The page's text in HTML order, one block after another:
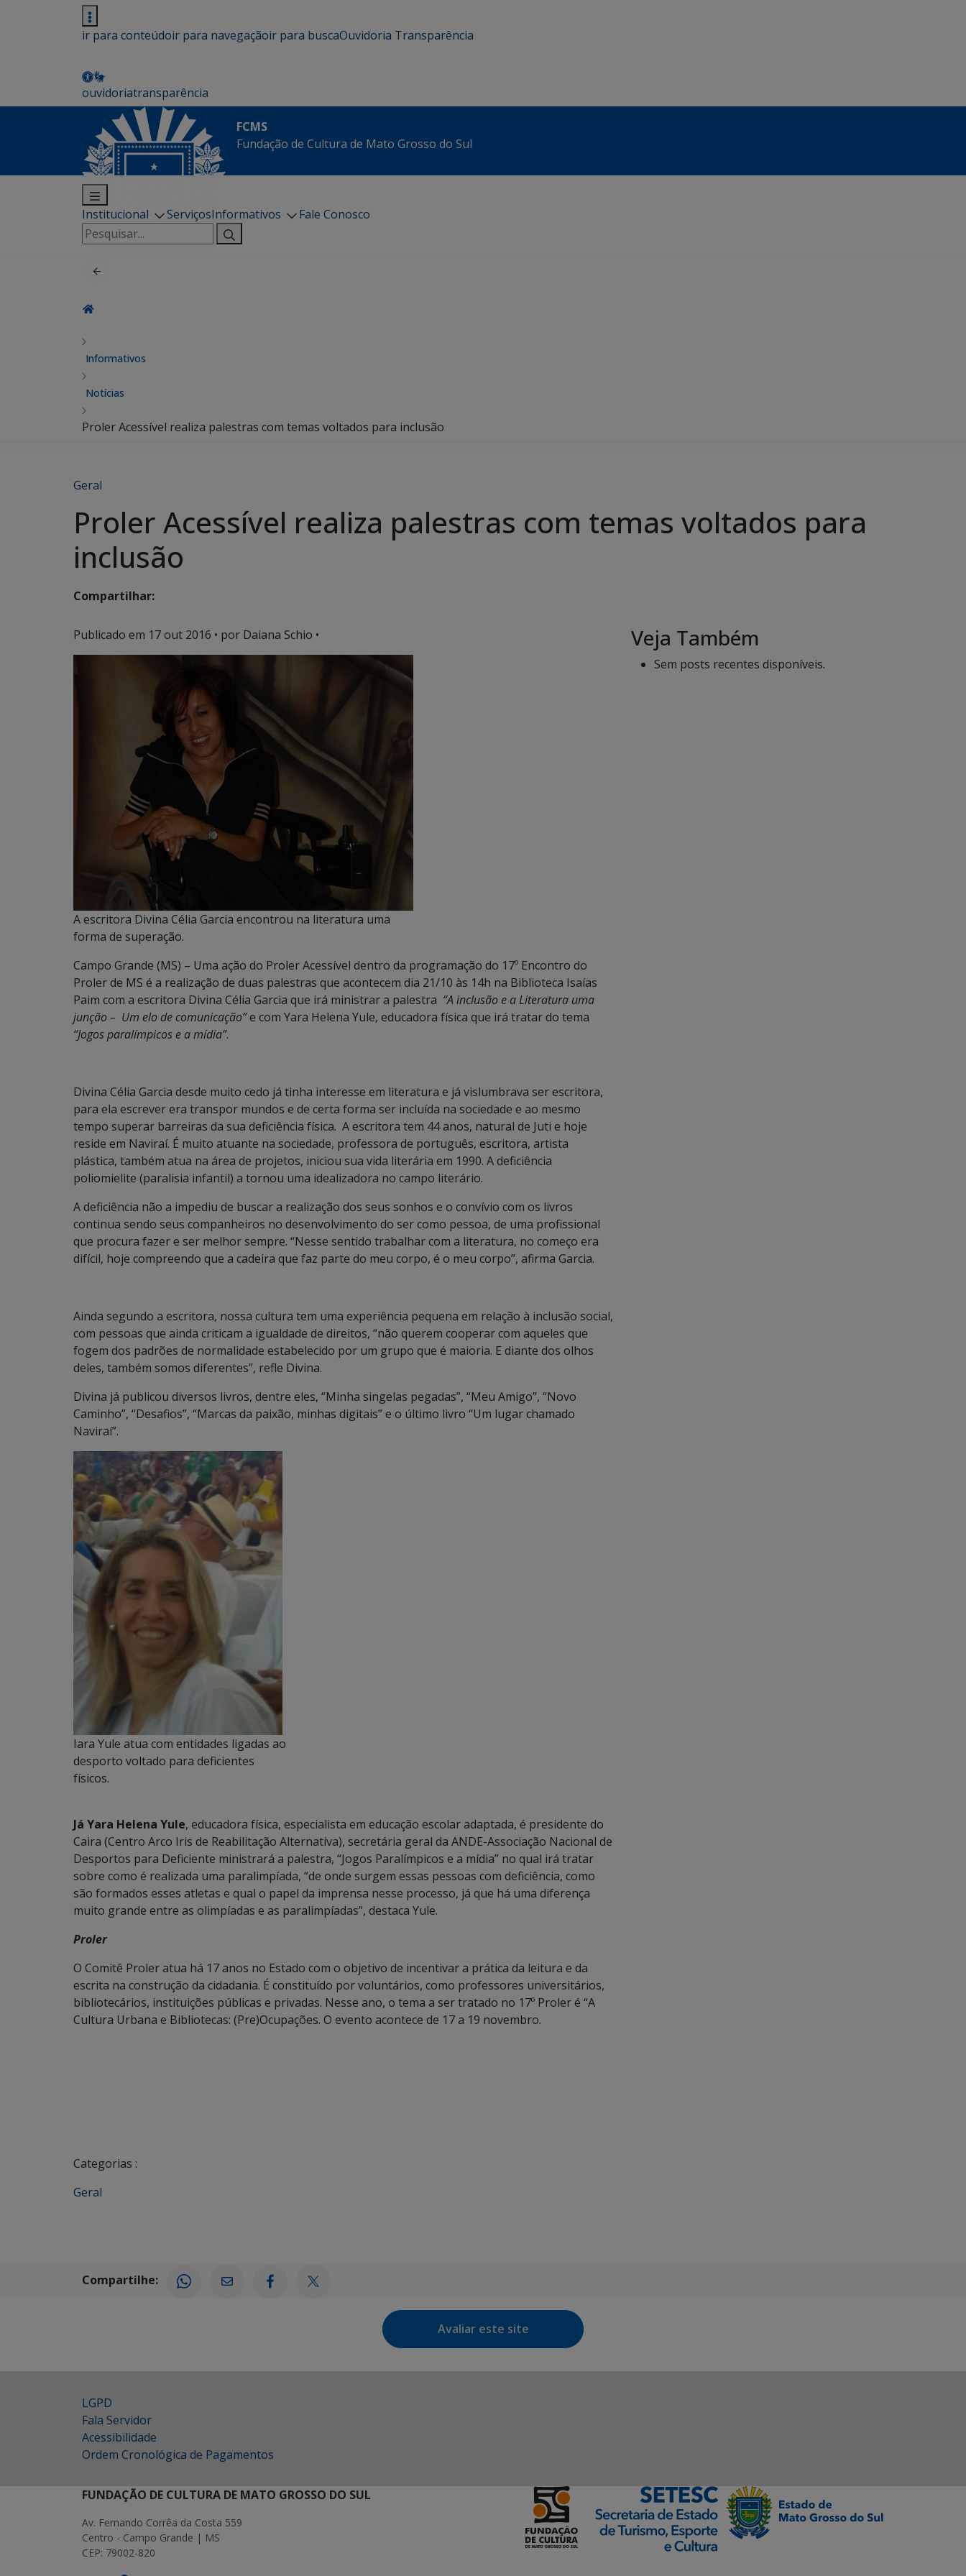
ir para conteúdoir para navegaçãoir para buscaOuvidoria Transparência
ouvidoriatransparência
FCMS
Fundação de Cultura de Mato Grosso do Sul
Institucional ServiçosInformativos
Fale Conosco
Pesquisar
por:
Informativos
Notícias
Proler Acessível realiza palestras com temas voltados para inclusão
Geral
Proler Acessível realiza palestras com temas voltados para
inclusão
Compartilhar:
Publicado em 17 out 2016 • por Daiana Schio •
A escritora Divina Célia Garcia encontrou na literatura uma
forma de superação.
Campo Grande (MS) – Uma ação do Proler Acessível dentro da programação do 17º Encontro do
Proler de MS é a realização de duas palestras que acontecem dia 21/10 às 14h na Biblioteca Isaías
Paim com a escritora Divina Célia Garcia que irá ministrar a palestra “A inclusão e a Literatura uma
junção – Um elo de comunicação”e com Yara Helena Yule, educadora física que irá tratar do tema
“Jogos paralímpicos e a mídia”.
Divina Célia Garcia desde muito cedo já tinha interesse em literatura e já vislumbrava ser escritora,
para ela escrever era transpor mundos e de certa forma ser incluída na sociedade e ao mesmo
tempo superar barreiras da sua deficiência física. A escritora tem 44 anos, natural de Juti e hoje
reside em Naviraí. É muito atuante na sociedade, professora de português, escritora, artista
plástica, também atua na área de projetos, iniciou sua vida literária em 1990. A deficiência
poliomielite (paralisia infantil) a tornou uma idealizadora no campo literário.
A deficiência não a impediu de buscar a realização dos seus sonhos e o convívio com os livros
continua sendo seus companheiros no desenvolvimento do ser como pessoa, de uma profissional
que procura fazer e ser melhor sempre. “Nesse sentido trabalhar com a literatura, no começo era
difícil, hoje compreendo que a cadeira que faz parte do meu corpo, é o meu corpo’’, afirma Garcia.
Ainda segundo a escritora, nossa cultura tem uma experiência pequena em relação à inclusão social,
com pessoas que ainda criticam a igualdade de direitos, “não querem cooperar com aqueles que
fogem dos padrões de normalidade estabelecido por um grupo que é maioria. E diante dos olhos
deles, também somos diferentes”, refle Divina.
Divina já publicou diversos livros, dentre eles, “Minha singelas pegadas”, “Meu Amigo”, “Novo
Caminho”, “Desafios”, “Marcas da paixão, minhas digitais’’ e o último livro “Um lugar chamado
Naviraí”.
Iara Yule atua com entidades ligadas ao
desporto voltado para deficientes
físicos.
Já Yara Helena Yule, educadora física, especialista em educação escolar adaptada, é presidente do
Caira (Centro Arco Iris de Reabilitação Alternativa), secretária geral da ANDE-Associação Nacional de
Desportos para Deficiente ministrará a palestra, “Jogos Paralímpicos e a mídia” no qual irá tratar
sobre como é realizada uma paralimpíada, “de onde surgem essas pessoas com deficiência, como
são formados esses atletas e qual o papel da imprensa nesse processo, já que há uma diferença
muito grande entre as olimpíadas e as paralimpíadas”, destaca Yule.
Proler
O Comitê Proler atua há 17 anos no Estado com o objetivo de incentivar a prática da leitura e da
escrita na construção da cidadania. É constituído por voluntários, como professores universitários,
bibliotecários, instituições públicas e privadas. Nesse ano, o tema a ser tratado no 17º Proler é “A
Cultura Urbana e Bibliotecas: (Pre)Ocupações. O evento acontece de 17 a 19 novembro.
Categorias :
Geral
Veja Também
Sem posts recentes disponíveis.
Compartilhe:
Avaliar este site
LGPD
Fala Servidor
Acessibilidade
Ordem Cronológica de Pagamentos
FUNDAÇÃO DE CULTURA DE MATO GROSSO DO SUL
Av. Fernando Corrêa da Costa 559
Centro - Campo Grande | MS
CEP: 79002-820